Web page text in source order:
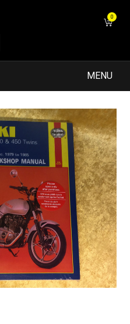
0
MENU